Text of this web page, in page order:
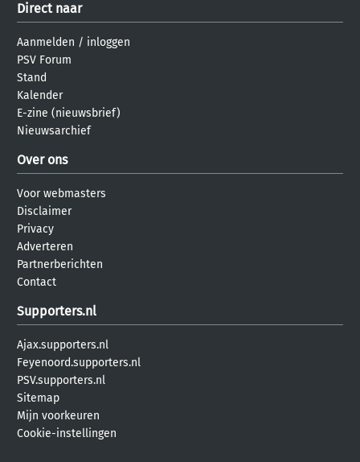
Direct naar
Aanmelden / inloggen
PSV Forum
Stand
Kalender
E-zine (nieuwsbrief)
Nieuwsarchief
Over ons
Voor webmasters
Disclaimer
Privacy
Adverteren
Partnerberichten
Contact
Supporters.nl
Ajax.supporters.nl
Feyenoord.supporters.nl
PSV.supporters.nl
Sitemap
Mijn voorkeuren
Cookie-instellingen